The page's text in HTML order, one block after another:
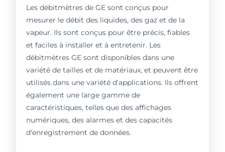
Les débitmètres de GE sont conçus pour
mesurer le débit des liquides, des gaz et de la
vapeur. Ils sont conçus pour être précis, fiables
et faciles à installer et à entretenir. Les
débitmètres GE sont disponibles dans une
variété de tailles et de matériaux, et peuvent être
utilisés dans une variété d'applications. Ils offrent
également une large gamme de
caractéristiques, telles que des affichages
numériques, des alarmes et des capacités
d'enregistrement de données.